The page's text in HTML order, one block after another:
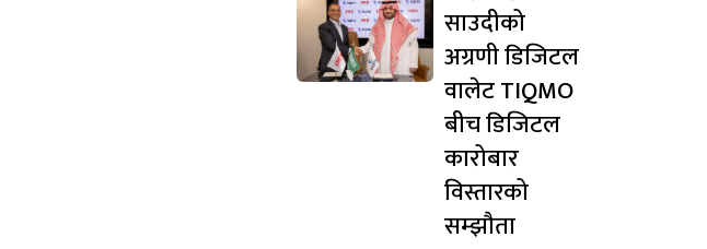
साउदीको
अग्रणी डिजिटल
वालेट TIQMO
बीच डिजिटल
कारोबार
विस्तारको
सम्झौता